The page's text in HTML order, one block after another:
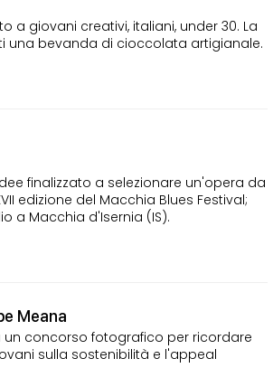
giovani creativi, italiani, under 30. La
una bevanda di cioccolata artigianale.
finalizzato a selezionare un'opera da
edizione del Macchia Blues Festival;
a Macchia d'Isernia (IS).
Meana
un concorso fotografico per ricordare
sulla sostenibilità e l'appeal